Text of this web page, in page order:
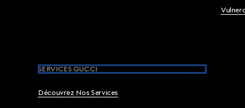
SERVICES GUCCI
Découvrez Nos Services